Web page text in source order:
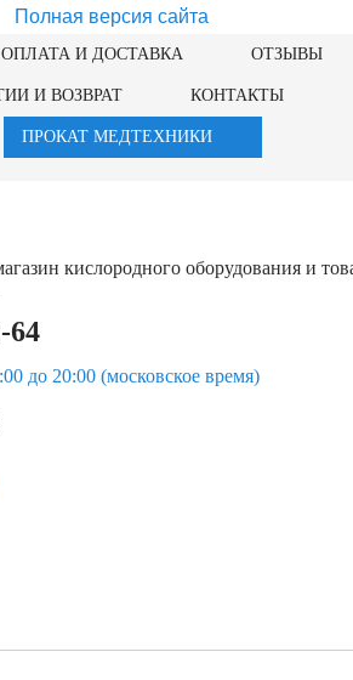
Полная версия сайта
ОПЛАТА И ДОСТАВКА ОТЗЫВЫ
И ВОЗВРАТ КОНТАКТЫ
ПРОКАТ МЕДТЕХНИКИ
кислородного оборудования и
64
до 20:00 (московское время)